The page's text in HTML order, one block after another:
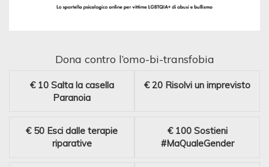
Dona contro l’omo-bi-transfobia
€ 10 Salta la casella
Paranoia
€ 20 Risolvi un imprevisto
€ 50 Esci dalle terapie
riparative
€ 100 Sostieni
#MaQualeGender